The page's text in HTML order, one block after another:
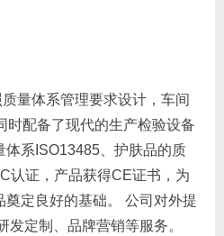
体系管理要求设计，车间
时配备了现代的生产检验设备
体系ISO13485、护肤品的质
认证，产品获得CE证书，为
定良好的基础。 公司对外提
发定制、品牌营销等服务。